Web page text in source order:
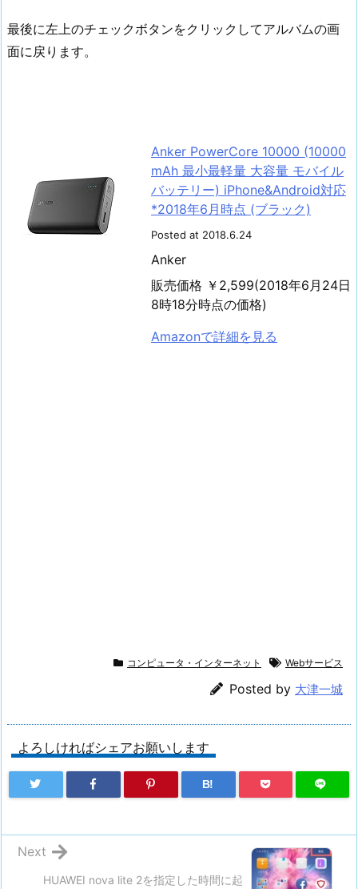
最後に左上のチェックボタンをクリックしてアルバムの画
面に戻ります。
Anker PowerCore 10000 (10000
mAh 最小最軽量 大容量 モバイル
バッテリー) iPhone&Android対応
*2018年6月時点 (ブラック)
Posted at 2018.6.24
Anker
販売価格 ￥2,599(2018年6月24日
8時18分時点の価格)
Amazonで詳細を見る
コンピュータ・インターネット Webサービス
Posted by 大津一城
よろしければシェアお願いします
B!
HUAWEI nova lite 2を指定した時間に起
Next